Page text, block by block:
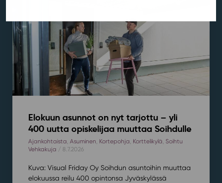
Elokuun asunnot on nyt tarjottu – yli
400 uutta opiskelijaa muuttaa Soihdulle
Ajankohtaista, Asuminen, Kortepohja, Korttelikylä, Soihtu
Vehkakuja / 8.7.2026
Kuva: Visual Friday Oy Soihdun asuntoihin muuttaa
elokuussa reilu 400 opintonsa Jyväskylässä